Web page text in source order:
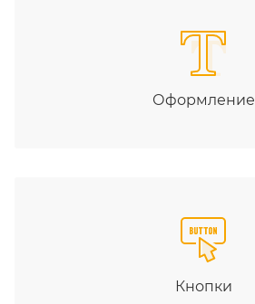
Оформление
Кнопки